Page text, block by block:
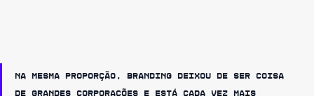
Na mesma proporção, branding deixou de ser coisa
de grandes corporações e está cada vez mais